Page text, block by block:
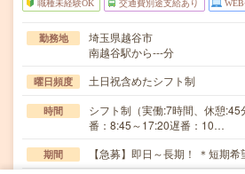
職種未経験OK 交通費別途支給あり
勤務地
埼玉県越谷市
南越谷駅から---分
曜日頻度 土日祝含めたシフト制
時間
シフト制（実働:7時間、休憩
番：8:45～17:20遅番：10…
期間 【急募】即日～長期！ ＊短期